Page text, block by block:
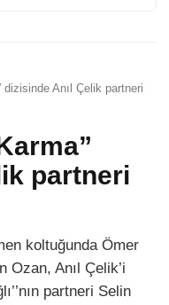
dizisinde Anıl Çelik partneri
partneri
koltuğunda Ömer
Ozan, Anıl Çelik’i
partneri Selin